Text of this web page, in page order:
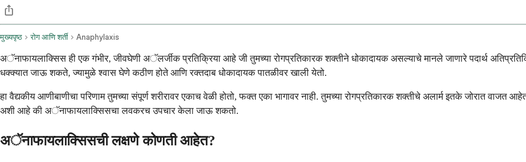
मुख्यपृष्ठ रोग आणि शर्ती Anaphylaxis
अॅनाफायलाक्सिस ही एक गंभीर, जीवघेणी अॅलर्जीक प्रतिक्रिया आहे जी तुमच्या रोगप्रतिकारक शक्तीने धोकादायक असल्याचे मानले जाणारे पदार्थ
धक्क्यात जाऊ शकते, ज्यामुळे श्वास घेणे कठीण होते आणि रक्तदाब धोकादायक पातळीवर खाली येतो.
हा वैद्यकीय आणीबाणीचा परिणाम तुमच्या संपूर्ण शरीरावर एकाच वेळी होतो, फक्त एका भागावर नाही. तुमच्या रोगप्रतिकारक शक्तीचे अलार्म इतके जोरात वाजत
अशी आहे की अॅनाफायलाक्सिसचा लवकरच उपचार केला जाऊ शकतो.
अॅनाफायलाक्सिसची लक्षणे कोणती आहेत?